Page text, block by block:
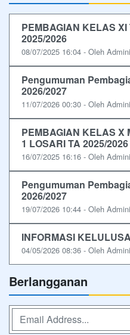
PEMBAGIAN KELAS
2025/2026
08/07/2025 16:04 - Oleh
Pengumuman
2026/2027
11/07/2026 00:30 - Oleh
PEMBAGIAN KELAS X
1 LOSARI TA 2025/2026
16/07/2025 16:16 - Oleh
Pengumuman
2026/2027
19/07/2026 10:44 - Oleh
INFORMASI
04/05/2026 08:36 - Oleh
Berlangganan